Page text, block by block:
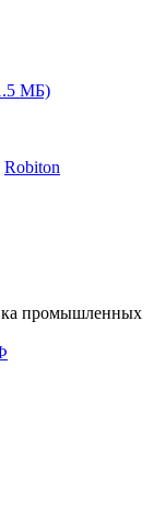
МБ)
Robiton
промышленных